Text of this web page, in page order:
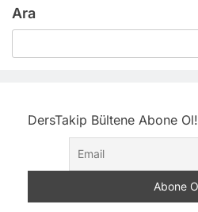
Ara
DersTakip Bültene Abone Ol!